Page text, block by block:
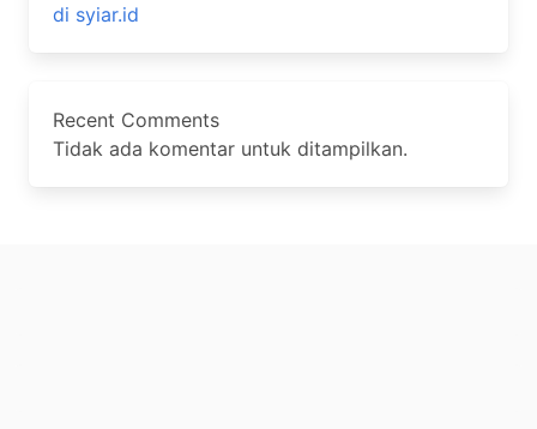
di syiar.id
Recent Comments
Tidak ada komentar untuk ditampilkan.